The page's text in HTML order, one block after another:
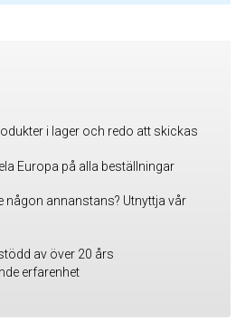
i lager och redo att skickas
Europa på alla beställningar
någon annanstans? Utnyttja vår
av över 20 års
erfarenhet